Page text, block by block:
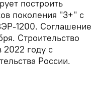
построить
поколения "3+" с
1200. Соглашение
Строительство
2022 году с
России.